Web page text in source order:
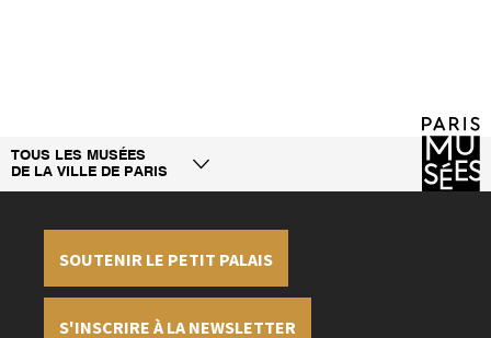
TOUS LES MUSÉES
DE LA VILLE DE PARIS
SOUTENIR LE PETIT PALAIS
S'INSCRIRE À LA NEWSLETTER